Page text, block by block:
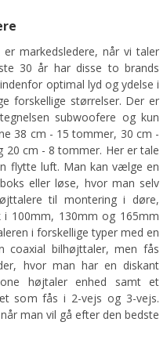
markedsledere, når vi taler
30 år har disse to brands
optimal lyd og ydelse i
forskellige størrelser. Der er
subwoofere og kun
38 cm - 15 tommer, 30 cm -
cm - 8 tommer. Her er tale
flytte luft. Man kan vælge en
eller løse, hvor man selv
til montering i døre,
100mm, 130mm og 165mm
i forskellige typer med en
coaxial bilhøjttaler, men fås
hvor man har en diskant
højtaler enhed samt et
som fås i 2-vejs og 3-vejs.
man vil gå efter den bedste